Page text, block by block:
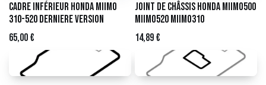
Cadre inférieur Honda Miimo
310-520 derniere version
65,00€
Joint de châssis HONDA Miimo500
Miimo520 Miimo310
14,89€